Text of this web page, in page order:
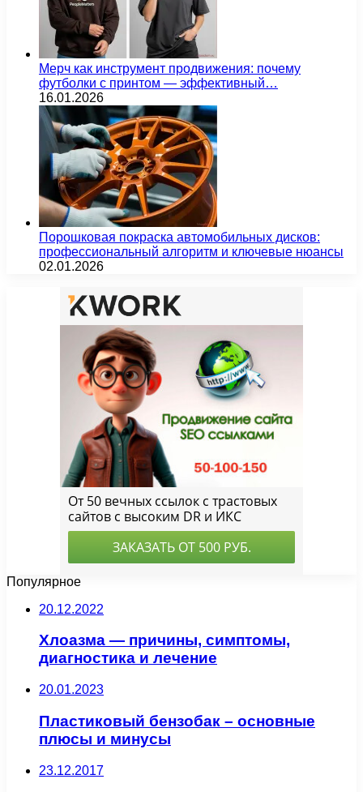
Мерч как инструмент продвижения: почему
футболки с принтом — эффективный…
16.01.2026
Порошковая покраска автомобильных дисков:
профессиональный алгоритм и ключевые нюансы
02.01.2026
Популярное
20.12.2022
Хлоазма — причины, симптомы,
диагностика и лечение
20.01.2023
Пластиковый бензобак – основные
плюсы и минусы
23.12.2017